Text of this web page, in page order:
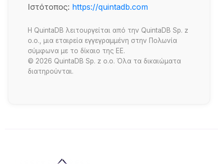
Ιστότοπος: https://quintadb.com
Η QuintaDB λειτουργείται από την QuintaDB Sp. z
o.o., μια εταιρεία εγγεγραμμένη στην Πολωνία
σύμφωνα με το δίκαιο της ΕΕ.
© 2026 QuintaDB Sp. z o.o. Όλα τα δικαιώματα
διατηρούνται.